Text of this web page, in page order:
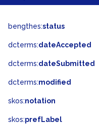
bengthes:status
dcterms:dateAccepted
dcterms:dateSubmitted
dcterms:modified
skos:notation
skos:prefLabel